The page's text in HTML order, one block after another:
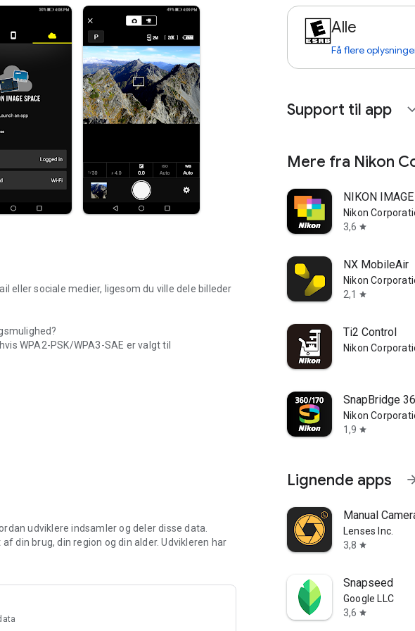
eller sociale medier, ligesom du ville dele billeder
WPA2-PSK/WPA3-SAE er valgt til
til WPA2-PSK-AES.
D850, D780, D500, D7500, D5600, D3500, D3400,
regioner.
Nikon Download Center. * Afhængigt af din
appen.
automatisk.
udviklere indsamler og deler disse data.
din brug, din region og din alder. Udvikleren har
Alle
Få flere
Support til app
Mere fra Nikon
NIKON
Nikon
3,6 star
NX MobileAir
Nikon
2,1
star
Ti2 Control
Nikon
SnapBridge
Nikon
1,9 star
Lignende apps
Manual
Lenses Inc.
3,8 star
Snapseed
Google LLC
3,6 star